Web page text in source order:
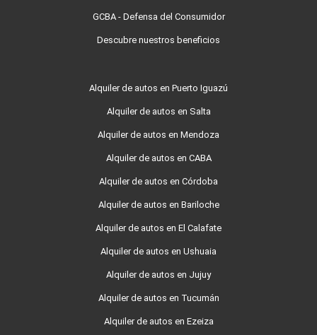
GCBA - Defensa del Consumidor
Descubre nuestros beneficios
Alquiler de autos en Puerto Iguazú
Alquiler de autos en Salta
Alquiler de autos en Mendoza
Alquiler de autos en CABA
Alquiler de autos en Córdoba
Alquiler de autos en Bariloche
Alquiler de autos en El Calafate
Alquiler de autos en Ushuaia
Alquiler de autos en Jujuy
Alquiler de autos en Tucumán
Alquiler de autos en Ezeiza